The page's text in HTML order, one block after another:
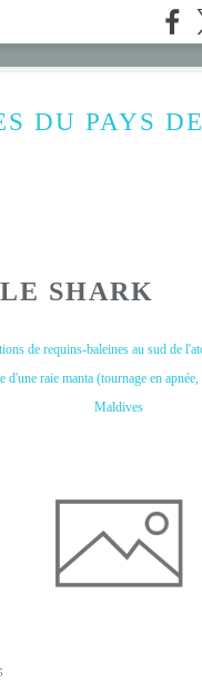
DU PAYS
SHARK
de requins-baleines au sud de
d'une raie manta (tournage en
Maldives